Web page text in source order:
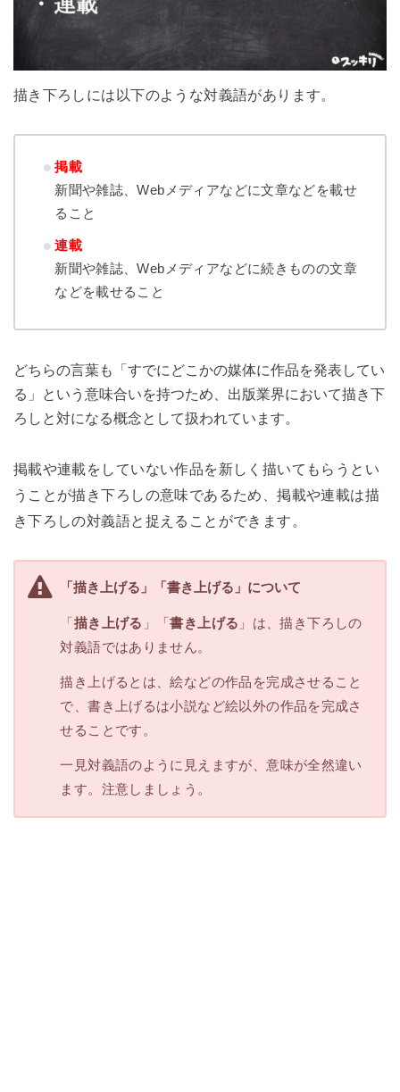
描き下ろしには以下のような対義語があります。
掲載
新聞や雑誌、Webメディアなどに文章などを載せ
ること
連載
新聞や雑誌、Webメディアなどに続きものの文章
などを載せること
どちらの言葉も「すでにどこかの媒体に作品を発表してい
る」という意味合いを持つため、出版業界において描き下
ろしと対になる概念として扱われています。
掲載や連載をしていない作品を新しく描いてもらうとい
うことが描き下ろしの意味であるため、掲載や連載は描
き下ろしの対義語と捉えることができます。
「描き上げる」「書き上げる」について
「描き上げる 」「書き上げる 」は、描き下ろしの
対義語ではありません。
描き上げるとは、絵などの作品を完成させること
で、書き上げるは小説など絵以外の作品を完成さ
せることです。
一見対義語のように見えますが、意味が全然違い
ます。注意しましょう。